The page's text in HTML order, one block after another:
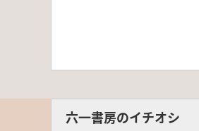
六一書房のイチオシ